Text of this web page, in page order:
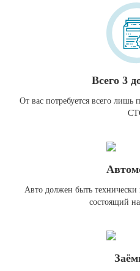
Всего 3
От вас потребуется всего
Авто должен быть
состоящий